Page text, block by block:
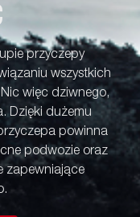
przyczepy
wszystkich
więc dziwnego,
Dzięki dużemu
powinna
podwozie oraz
zapewniające